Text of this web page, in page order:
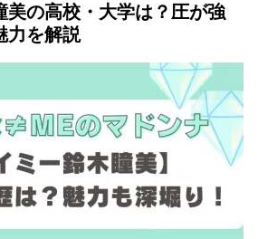
美の高校・大学は？圧が強
力を解説